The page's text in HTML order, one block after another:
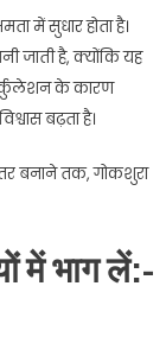
में सुधार होता है।
जाती है, क्योंकि यह
के कारण
बढ़ता है।
बनाने तक, गोकशुरा
में भाग लें:-